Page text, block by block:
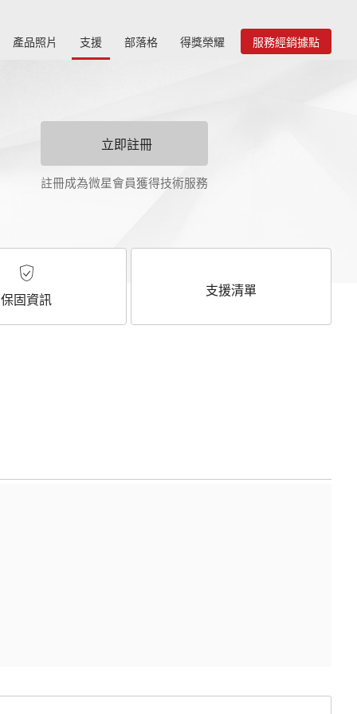
產品照片 支援 部落格 得獎榮耀 服務經銷據點
立即註冊
註冊成為微星會員獲得技術服務
保固資訊
支援清單